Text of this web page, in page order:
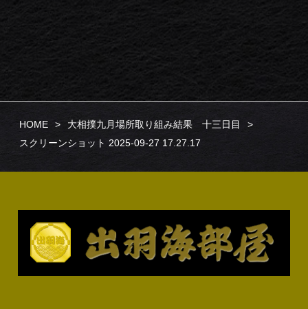
HOME
大相撲九月場所取り組み結果 十三日目
スクリーンショット 2025-09-27 17.27.17